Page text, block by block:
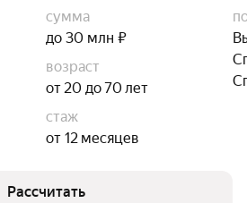
сумма
до 30 млн ₽
возраст
от 20 до 70 лет
стаж
от 12 месяцев
Рассчитать